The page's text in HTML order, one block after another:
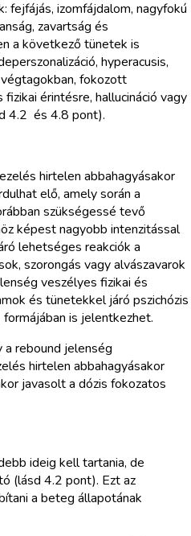
fejfájás, izomfájdalom, nagyfokú
zavartság és
a következő tünetek is
hyperacusis,
fokozott
érintésre, hallucináció vagy
4.2 és 4.8 pont).
hirtelen abbahagyásakor
elő, amely során a
szükségessé tevő
képest nagyobb intenzitással
lehetséges reakciók a
szorongás vagy alvászavarok
veszélyes fizikai és
és tünetekkel járó pszichózis
is jelentkezhet.
rebound jelenség
hirtelen abbahagyásakor
javasolt a dózis fokozatos
ideig kell tartania, de
(lásd 4.2 pont). Ezt az
a beteg állapotának